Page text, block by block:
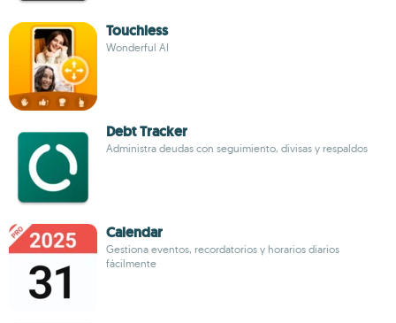
Touchless
Wonderful AI
Debt Tracker
Administra deudas con seguimiento, divisas y respaldos
Calendar
Gestiona eventos, recordatorios y horarios diarios
fácilmente